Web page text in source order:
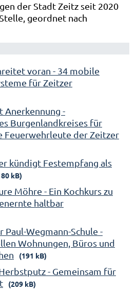
der Stadt Zeitz seit 2020
geordnet nach
voran - 34 mobile
für Zeitzer
Anerkennung -
Burgenlandkreises für
Feuerwehrleute der Zeitzer
kündigt Festempfang als
kB)
Möhre - Ein Kochkurs zu
haltbar
Wegmann-Schule -
Wohnungen, Büros und
(191 kB)
- Gemeinsam für
(209 kB)